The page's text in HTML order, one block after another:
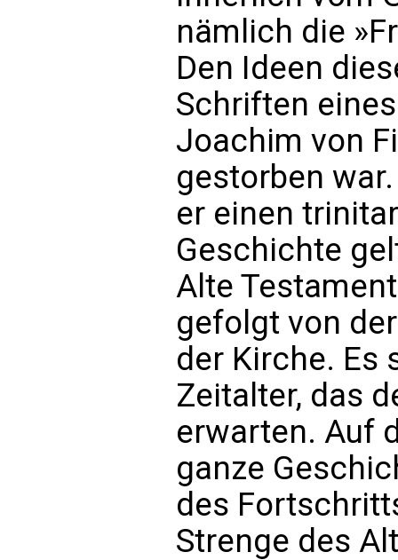
nämlich die
Den Ideen
Schriften
Joachim von
gestorben
er einen
Geschichte
Alte
gefolgt von
der Kirche. Es
Zeitalter, das
erwarten. Auf
ganze
des
Strenge des